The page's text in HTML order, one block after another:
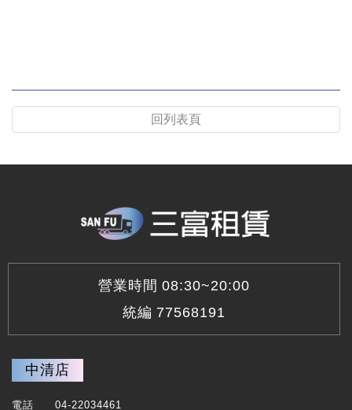
回列表頁
營業時間 08:30~20:00
統編 77568191
中清店
電話 04-22034461